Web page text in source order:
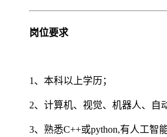
岗位要求
1、本科以上学历；
2、计算机、视觉、机器人、自
3、熟悉C++或python,有人工智